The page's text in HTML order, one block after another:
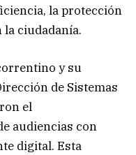
la protección
la ciudadanía.
y su
de Sistemas
el
audiencias con
digital. Esta